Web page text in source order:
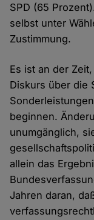
SPD (65
selbst unter
Zustimmung.
Es ist an der
Diskurs über die
beginnen.
unumgänglich,
allein das
Jahren daran,